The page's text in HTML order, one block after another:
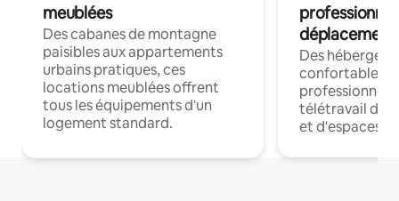
meublées
Des cabanes de montagne
paisibles aux appartements
urbains pratiques, ces
locations meublées offrent
tous les équipements d'un
logement standard.
déplacement
Des
confortables
professionnels
télétravail
et d'espaces